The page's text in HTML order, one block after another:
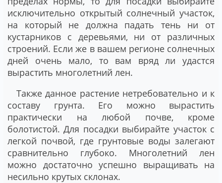
исключительно открытый солнечный участок,
на который не должна падать тень ни от
кустарников с деревьями, ни от различных
строений. Если же в вашем регионе солнечных
дней очень мало, то вам вряд ли удастся
вырастить многолетний лен.
Также данное растение нетребовательно и к
составу грунта. Его можно вырастить
практически на любой почве, кроме
болотистой. Для посадки выбирайте участок с
легкой почвой, где грунтовые воды залегают
сравнительно глубоко. Многолетний лен
можно достаточно успешно выращивать на
несильно крутых склонах.